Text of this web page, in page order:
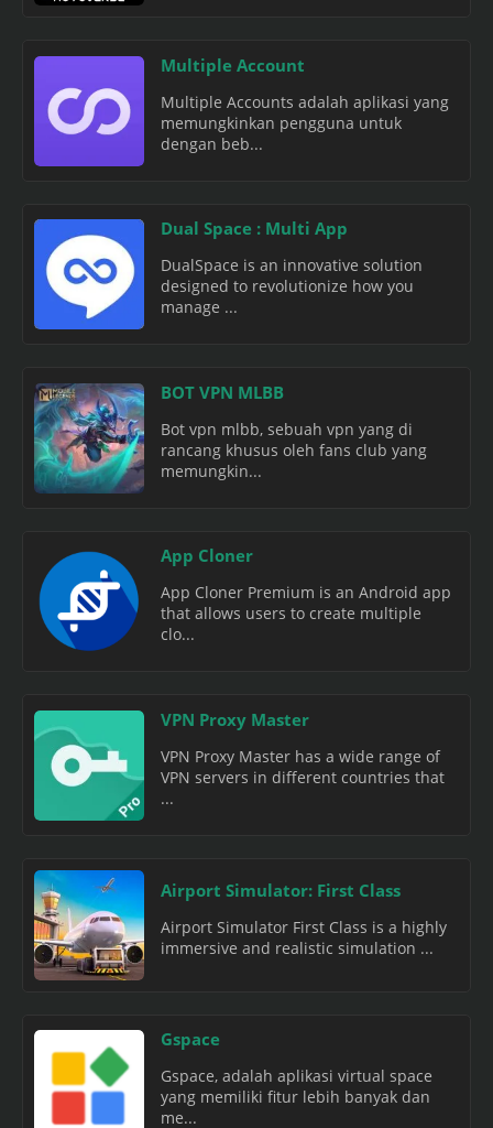
Multiple Account
Multiple Accounts adalah aplikasi yang
memungkinkan pengguna untuk
dengan beb...
Dual Space : Multi App
DualSpace is an innovative solution
designed to revolutionize how you
manage ...
BOT VPN MLBB
Bot vpn mlbb, sebuah vpn yang di
rancang khusus oleh fans club yang
memungkin...
App Cloner
App Cloner Premium is an Android app
that allows users to create multiple
clo...
VPN Proxy Master
VPN Proxy Master has a wide range of
VPN servers in different countries that
...
Airport Simulator: First Class
Airport Simulator First Class is a highly
immersive and realistic simulation ...
Gspace
Gspace, adalah aplikasi virtual space
yang memiliki fitur lebih banyak dan
me...